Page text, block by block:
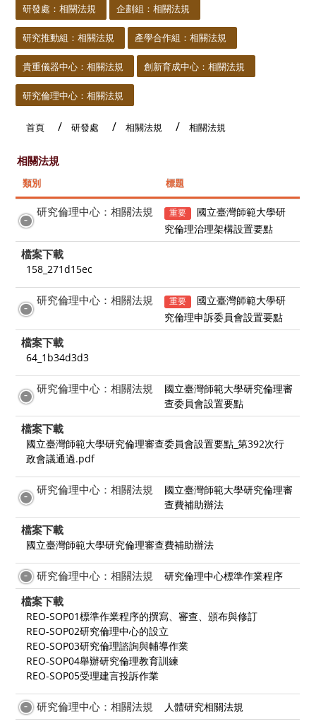
研發處：相關法規 企劃組：相關法規
研究推動組：相關法規 產學合作組：相關法規
貴重儀器中心：相關法規 創新育成中心：相關法規
研究倫理中心：相關法規
首頁 研發處 相關法規 相關法規
相關法規
類別 標題
研究倫理中心：相關法規 重要
國立臺灣師範大學研
究倫理治理架構設置要點
檔案下載
158_271d15ec
研究倫理中心：相關法規 重要
國立臺灣師範大學研
究倫理申訴委員會設置要點
檔案下載
64_1b34d3d3
研究倫理中心：相關法規
國立臺灣師範大學研究倫理審
查委員會設置要點
檔案下載
國立臺灣師範大學研究倫理審查委員會設置要點_第392次行
政會議通過.pdf
研究倫理中心：相關法規
國立臺灣師範大學研究倫理審
查費補助辦法
檔案下載
國立臺灣師範大學研究倫理審查費補助辦法
研究倫理中心：相關法規 研究倫理中心標準作業程序
檔案下載
REO-SOP01標準作業程序的撰寫、審查、頒布與修訂
REO-SOP02研究倫理中心的設立
REO-SOP03研究倫理諮詢與輔導作業
REO-SOP04舉辦研究倫理教育訓練
REO-SOP05受理建言投訴作業
研究倫理中心：相關法規 人體研究相關法規